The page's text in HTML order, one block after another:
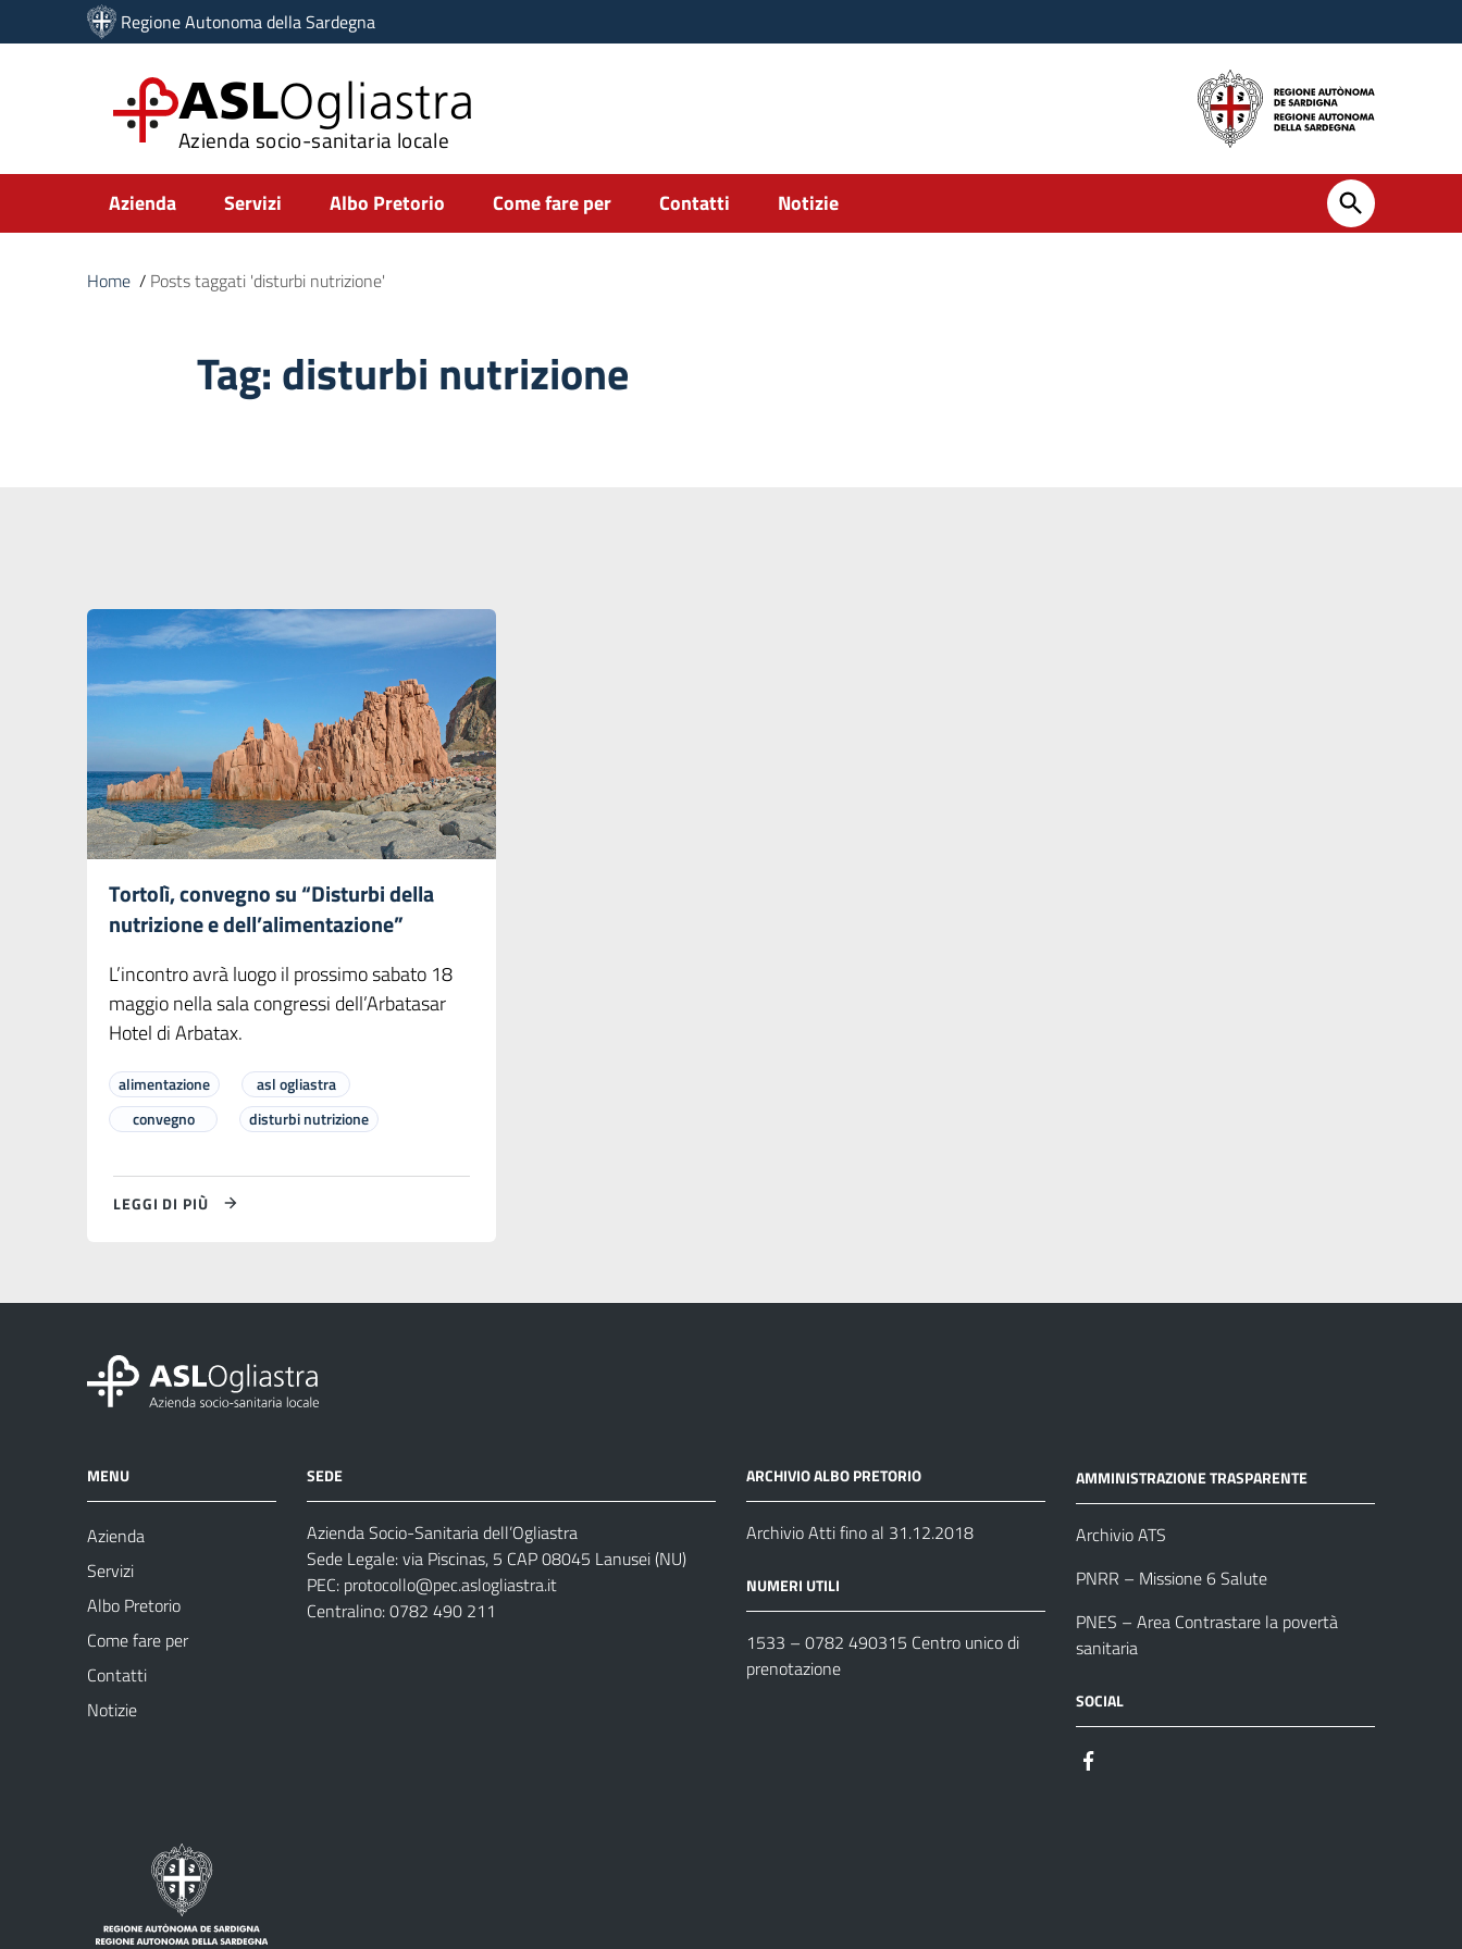
Vai ai contenuti
Vai al menu di navigazione
Regione Autonoma della Sardegna
ASLOgliastra
Azienda socio-sanitaria locale
Submenu
Azienda Servizi Albo Pretorio Come fare per Contatti Notizie
Home / Posts taggati 'disturbi nutrizione'
Tag:disturbi nutrizione
Tortolì, convegno su “Disturbi della
nutrizione e dell’alimentazione”
L’incontro avrà luogo il prossimo sabato 18
maggio nella sala congressi dell’Arbatasar
Hotel di Arbatax.
alimentazione
asl ogliastra
convegno
disturbi nutrizione
LEGGI DI PIÙ
MENU
Azienda
Servizi
Albo Pretorio
Come fare per
Contatti
Notizie
SEDE
Azienda Socio-Sanitaria dell’Ogliastra
Sede Legale: via Piscinas, 5 CAP 08045 Lanusei (NU)
PEC: protocollo@pec.aslogliastra.it
Centralino: 0782 490 211
ARCHIVIO ALBO PRETORIO
Archivio Atti fino al 31.12.2018
NUMERI UTILI
1533 – 0782 490315 Centro unico di
prenotazione
AMMINISTRAZIONE TRASPARENTE
Archivio ATS
PNRR – Missione 6 Salute
PNES – Area Contrastare la povertà
sanitaria
SOCIAL